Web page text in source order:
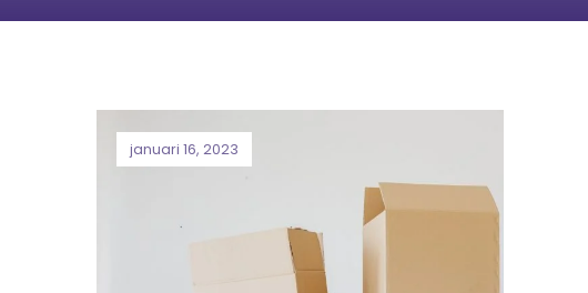
januari 16, 2023